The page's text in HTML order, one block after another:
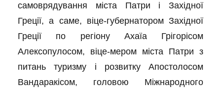
самоврядування міста Патри і Західної
Греції, а саме, віце-губернатором Західної
Греції по регіону Ахаїа Грігорісом
Алексопулосом, віце-мером міста Патри з
питань туризму і розвитку Апостолосом
Вандаракісом, головою Міжнародного